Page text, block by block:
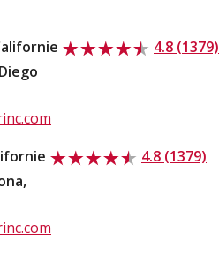
4.8 (1379)
4.8 (1379)